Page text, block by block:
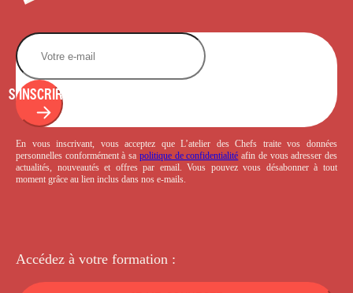
S'INSCRIRE
En vous inscrivant, vous acceptez que L’atelier des Chefs traite vos données
personnelles conformément à sa politique de confidentialité afin de vous adresser des
actualités, nouveautés et offres par email. Vous pouvez vous désabonner à tout
moment grâce au lien inclus dans nos e-mails.
Accédez à votre formation :